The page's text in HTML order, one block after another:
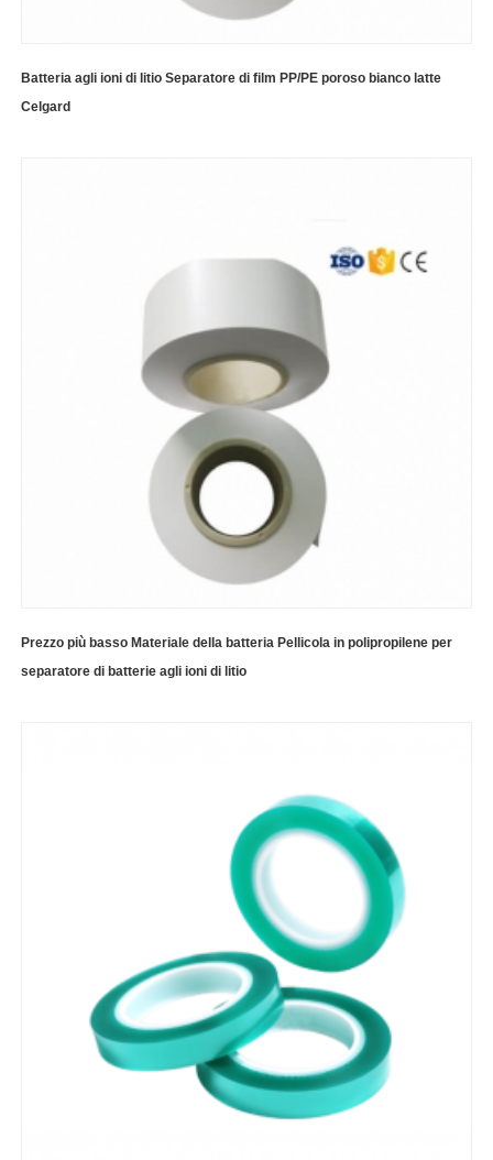
Batteria agli ioni di litio Separatore di film PP/PE poroso bianco latte
Celgard
Prezzo più basso Materiale della batteria Pellicola in polipropilene per
separatore di batterie agli ioni di litio